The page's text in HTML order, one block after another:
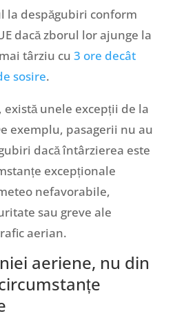
la despăgubiri conform
dacă zborul lor ajunge la
târziu cu 3 ore decât
sosire.
există unele excepții de la
exemplu, pasagerii nu au
dacă întârzierea este
excepționale
nefavorabile,
sau greve ale
aerian.
aeriene, nu din